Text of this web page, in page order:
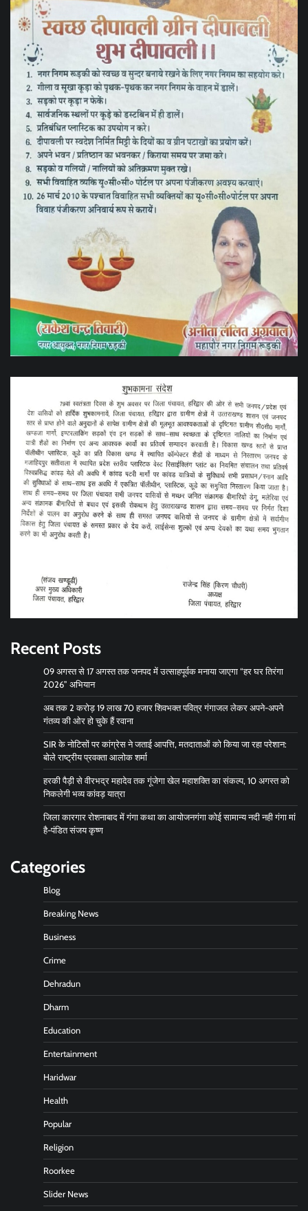
Recent Posts
09 अगस्त से 17 अगस्त तक जनपद में उत्साहपूर्वक मनाया जाएगा “हर घर तिरंगा
2026” अभियान
अब तक 2 करोड़ 19 लाख 70 हजार शिवभक्त पवित्र गंगाजल लेकर अपने-अपने
गंतव्य की ओर हो चुके हैं रवाना
SIR के नोटिसों पर कांग्रेस ने जताई आपत्ति, मतदाताओं को किया जा रहा परेशान:
बोले राष्ट्रीय प्रवक्ता आलोक शर्मा
हरकी पैड़ी से वीरभद्र महादेव तक गूंजेगा खेल महाशक्ति का संकल्प, 10 अगस्त को
निकलेगी भव्य कांवड़ यात्रा
जिला कारगार रोशनाबाद में गंगा कथा का आयोजनगंगा कोई सामान्य नदी नही गंगा मां
है-पंडित संजय कृष्ण
Categories
Blog
Breaking News
Business
Crime
Dehradun
Dharm
Education
Entertainment
Haridwar
Health
Popular
Religion
Roorkee
Slider News